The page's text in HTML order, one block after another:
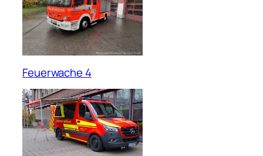
Feuerwache 4